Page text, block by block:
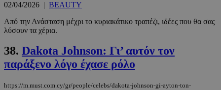
02/04/2026 | BEAUTY
Από την Ανάσταση μέχρι το κυριακάτικο τραπέζι, ιδέες που θα σας
λύσουν τα χέρια.
38. Dakota Johnson: Γι’ αυτόν τον
παράξενο λόγο έχασε ρόλο
https://m.must.com.cy/gr/people/celebs/dakota-johnson-gi-ayton-ton-